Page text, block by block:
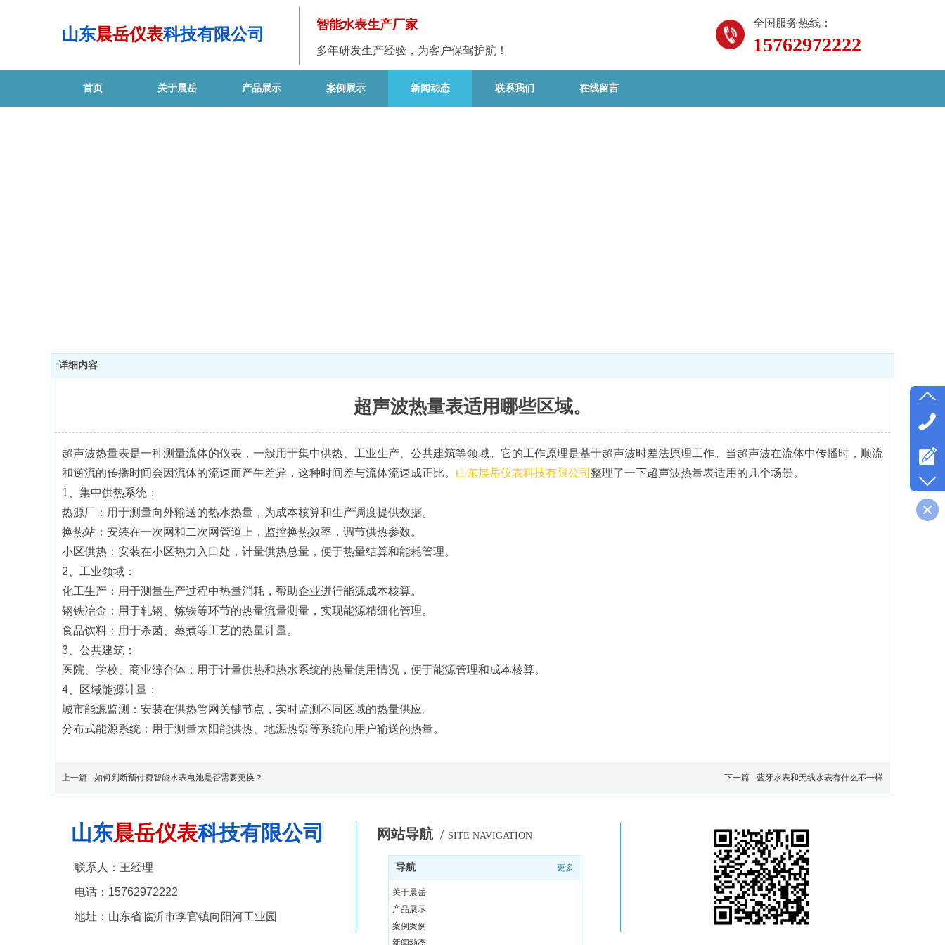
山东晨岳仪表科技有限公司
智能水表生产厂家
多年研发生产经验，为客户保驾护航！
全国服务热线：
15762972222
首页 关于晨岳 产品展示 案例展示 新闻动态 联系我们 在线留言
详细内容
超声波热量表适用哪些区域。
超声波热量表是一种测量流体的仪表，一般用于集中供热、工业生产、公共建筑等领域。它的工作原理是基于超声波时差法原理工作。当超声波在流体中传播时，顺流
和逆流的传播时间会因流体的流速而产生差异，这种时间差与流体流速成正比。 山东晨岳仪表科技有限公司 整理了一下超声波热量表适用的几个场景。
1、集中供热系统：
热源厂：用于测量向外输送的热水热量，为成本核算和生产调度提供数据。
换热站：安装在一次网和二次网管道上，监控换热效率，调节供热参数。
小区供热：安装在小区热力入口处，计量供热总量，便于热量结算和能耗管理。
2、工业领域：
化工生产：用于测量生产过程中热量消耗，帮助企业进行能源成本核算。
钢铁冶金：用于轧钢、炼铁等环节的热量流量测量，实现能源精细化管理。
食品饮料：用于杀菌、蒸煮等工艺的热量计量。
3、公共建筑：
医院、学校、商业综合体：用于计量供热和热水系统的热量使用情况，便于能源管理和成本核算。
4、区域能源计量：
城市能源监测：安装在供热管网关键节点，实时监测不同区域的热量供应。
分布式能源系统：用于测量太阳能供热、地源热泵等系统向用户输送的热量。
上一篇 如何判断预付费智能水表电池是否需要更换？ 下一篇 蓝牙水表和无线水表有什么不一样
导航 更多
关于晨岳
产品展示
案例案例
新闻动态
山东晨岳仪表科技有限公司
联系人：王经理
电话：15762972222
地址： 山东省临沂市李官镇向阳河工业园
网站导航 / SITE NAVIGATION